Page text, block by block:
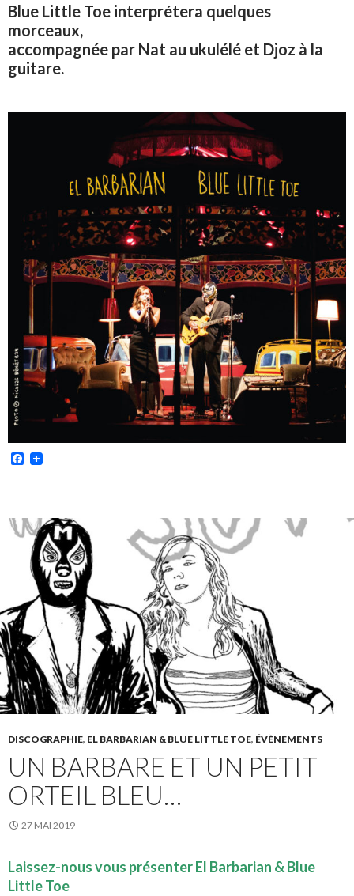
Blue Little Toe interprétera quelques
morceaux,
accompagnée par Nat au ukulélé et Djoz à la
guitare.
Facebook
DISCOGRAPHIE, EL BARBARIAN & BLUE LITTLE TOE, ÉVÈNEMENTS
UN BARBARE ET UN PETIT
ORTEIL BLEU…
27 MAI 2019
Laissez-nous vous présenter El Barbarian & Blue
Little Toe